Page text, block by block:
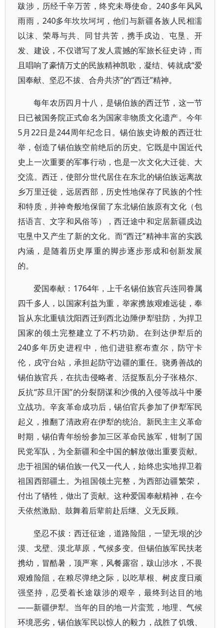
跋涉，历经千辛万苦，终究未辱使命。240多年风风
雨雨，240多年坎坎坷坷，他们与新疆各族人民相濡
以沫、荣辱与共、同甘共苦，携手戍边、屯垦、开
发、建设，不仅谱写了发人震撼的军旅长征史诗，而
且唱响了豪情万丈的民族精神凯歌，凝结、铸就成“爱
国奉献、坚忍不拔、合舟共济”的“西迁”精神。
每年农历四月十八，是锡伯族的西迁节，这一节
日已被国务院正式命名为国家非物质文化遗产。今年
5月22日是244周年纪念日。锡伯族史诗般的西迁壮
举，创造了锡伯族空前绝后的历史。它既是中国近代
史上一次重要的军事行动，也是一次文化大迁徙、大
交流。西迁，使部分世代居住在东北的锡伯族远离故
乡万里迁徙，远居西部，历史性地保存了民族的个性
和特质，并神奇般地保留了东北锡伯族原有文化（包
括语言、文字和风俗等），西迁途中和定居新疆戍边
屯垦中又产生了新的文化。而“西迁”精神丰富的实践
内涵，是随着历史厚重的脚步逐步形成和创新发展
的。
爱国奉献：1764年，上千名锡伯族官兵连同眷属
四千多人，以国家利益为重，举家携族艰难远徒，奉
旨从东北重镇沈阳西迁到西北边陲伊犁驻防，为捍卫
国家的领土完整建立了不朽功勋。在到达伊犁后的
240多年历史进程中，他们进驻察布查尔，防守卡
伦，戍守台站，承担起防守边疆的重任。骁勇善战的
锡伯族官兵，在抗击侵略者、活捉叛乱分子张格尔、
反抗“苏旦汗国”的分裂阴谋和沙俄的入侵等战斗中屡
立战功。辛亥革命成功后，锡伯官兵参加了伊犁军民
起义，推翻了清政府在伊犁的统治。新民主主义革命
时期，锡伯青年纷纷参加三区革命民族军，钳制了国
民党军队，为全新疆和全中国的解放做出重要贡献。
忠于祖国的锡伯族一代又一代人，始终忠实地捍卫着
祖国西部疆土。为祖国领土完整，为西部边疆繁荣，
付出了牺牲，做出了贡献。这种爱国奉献精神，在今
天依然激励、鼓舞着后辈前赴后继、义无反顾。
坚忍不拔：西迁征途，道路险阻，一望无垠的沙
漠、戈壁、漠北草原，气候多变。但锡伯族军民扶老
携幼，冒酷暑，顶严寒，风餐露宿，跋山涉水，不畏
艰难险阻，在粮尽弹绝之际，以吃草根、树皮度日顽
强坚持，忍受着长途跋涉的艰辛，最终到达目的地
——新疆伊犁。当年的目的地一片蛮荒，地理、气候
环境恶劣，锡伯族军民以惊人的毅力，战胜了饥饿、